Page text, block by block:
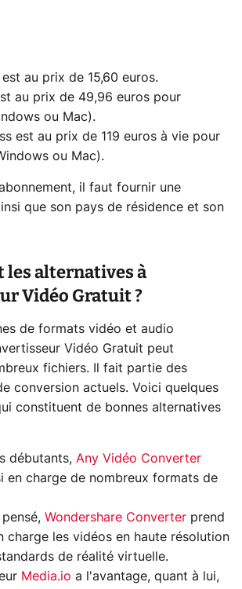
au prix de 15,60 euros.
au prix de 49,96 euros pour
ou Mac).
est au prix de 119 euros à vie pour
ou Mac).
il faut fournir une
que son pays de résidence et son
les alternatives à
Vidéo Gratuit ?
de formats vidéo et audio
Vidéo Gratuit peut
fichiers. Il fait partie des
conversion actuels. Voici quelques
constituent de bonnes alternatives
débutants, Any Vidéo Converter
en charge de nombreux formats de
Wondershare Converter prend
charge les vidéos en haute résolution
de réalité virtuelle.
Media.io a l'avantage, quant à lui,